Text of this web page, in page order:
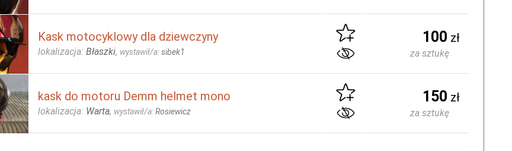
Kask motocyklowy dla dziewczyny
lokalizacja: Błaszki, wystawił/a:sibek1
100 zł
za sztukę
kask do motoru Demm helmet mono
lokalizacja: Warta, wystawił/a:Rosiewicz
150 zł
za sztukę